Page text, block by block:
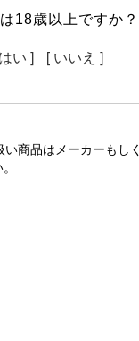
18歳以上ですか？
い ] [ いいえ ]
商品はメーカーもし